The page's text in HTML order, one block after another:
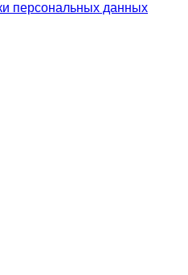
персональных данных